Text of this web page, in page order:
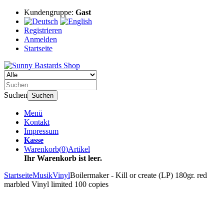
Kundengruppe: Gast
Registrieren
Anmelden
Startseite
Suchen Suchen
Menü
Kontakt
Impressum
Kasse
Warenkorb(0)Artikel
Ihr Warenkorb ist leer.
StartseiteMusikVinylBoilermaker - Kill or create (LP) 180gr. red
marbled Vinyl limited 100 copies